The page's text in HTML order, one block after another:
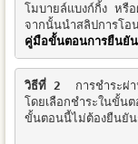
โมบายล์แบงก์กิ้ง หรือ
คู่มือขั้นตอนการยืนยัน
วิธีที่ 2
การชำระ
โดยเลือกชำระในขั้น
ขั้นตอนนี้ไม่ต้องยืนยัน